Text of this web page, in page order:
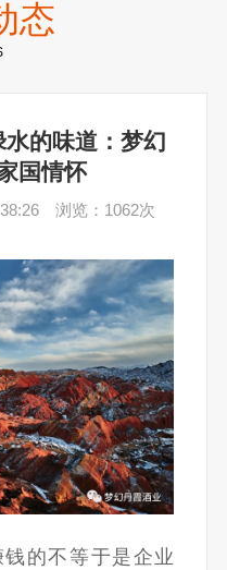
态
的味道：梦幻
国情怀
浏览：1062次
的不等于是企业